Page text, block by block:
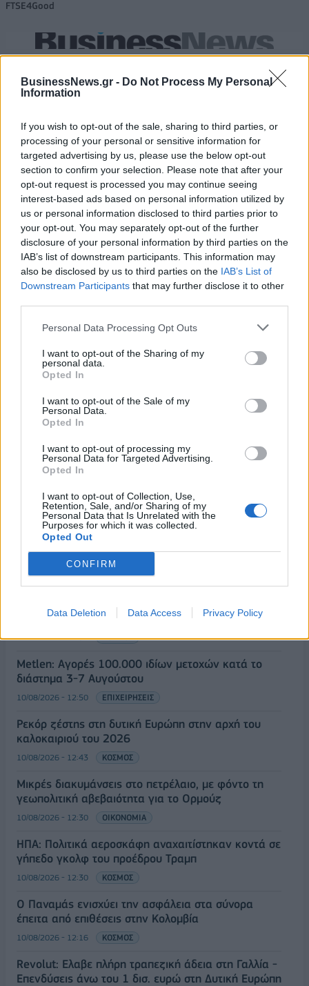
BusinessNews.gr - Do Not Process My Personal
Information
If you wish to opt-out of the sale, sharing to third parties, or
processing of your personal or sensitive information for
targeted advertising by us, please use the below opt-out
section to confirm your selection. Please note that after your
opt-out request is processed you may continue seeing
interest-based ads based on personal information utilized by
us or personal information disclosed to third parties prior to
your opt-out. You may separately opt-out of the further
disclosure of your personal information by third parties on the
IAB’s list of downstream participants. This information may
also be disclosed by us to third parties on the IAB’s List of
Downstream Participants that may further disclose it to other
Personal Data Processing Opt Outs
I want to opt-out of the Sharing of my
personal data.
Opted In
I want to opt-out of the Sale of my
Personal Data.
Opted In
I want to opt-out of processing my
Personal Data for Targeted Advertising.
Opted In
I want to opt-out of Collection, Use,
Retention, Sale, and/or Sharing of my
Personal Data that Is Unrelated with the
Purposes for which it was collected.
Opted Out
CONFIRM
Data Deletion Data Access Privacy Policy
FTSE4Good
Alpha Bank: Για πρώτη φορά το Αρχαίο Θέατρο Επιδαύρου άνοιξε τις
ΠΕΡΙΣΣΌΤΕΡΑ ΣΕ ΑΥΤΉ ΤΗΝ ΚΑΤΗΓΟΡΊΑ
JP Morgan: "Βλέπει" το
brent στα 100 δολάρια το
Σεπτέμβριο
27/03/2024 - 21:01
Eυρωπαϊκη Ενωση:
προϊόντων
27/03/2024 - 20:11
ΡΟΗ ΕΙΔΗΣΕΩΝ
διάρκεια της νύχτας
10/08/2026 - 12:58 ΚΟΣΜΟΣ
Metlen: Αγορές 100.000 ιδίων μετοχών κατά το
διάστημα 3-7 Αυγούστου
10/08/2026 - 12:50 ΕΠΙΧΕΙΡΗΣΕΙΣ
Ρεκόρ ζέστης στη δυτική Ευρώπη στην αρχή του
καλοκαιριού του 2026
10/08/2026 - 12:43 ΚΟΣΜΟΣ
Μικρές διακυμάνσεις στο πετρέλαιο, με φόντο τη
γεωπολιτική αβεβαιότητα για το Ορμούζ
10/08/2026 - 12:30 ΟΙΚΟΝΟΜΙΑ
ΗΠΑ: Πολιτικά αεροσκάφη αναχαιτίστηκαν κοντά σε
γήπεδο γκολφ του προέδρου Τραμπ
10/08/2026 - 12:30 ΚΟΣΜΟΣ
Ο Παναμάς ενισχύει την ασφάλεια στα σύνορα
έπειτα από επιθέσεις στην Κολομβία
10/08/2026 - 12:16 ΚΟΣΜΟΣ
Revolut: Ελαβε πλήρη τραπεζική άδεια στη Γαλλία -
Επενδύσεις άνω του 1 δισ. ευρώ στη Δυτική Ευρώπη